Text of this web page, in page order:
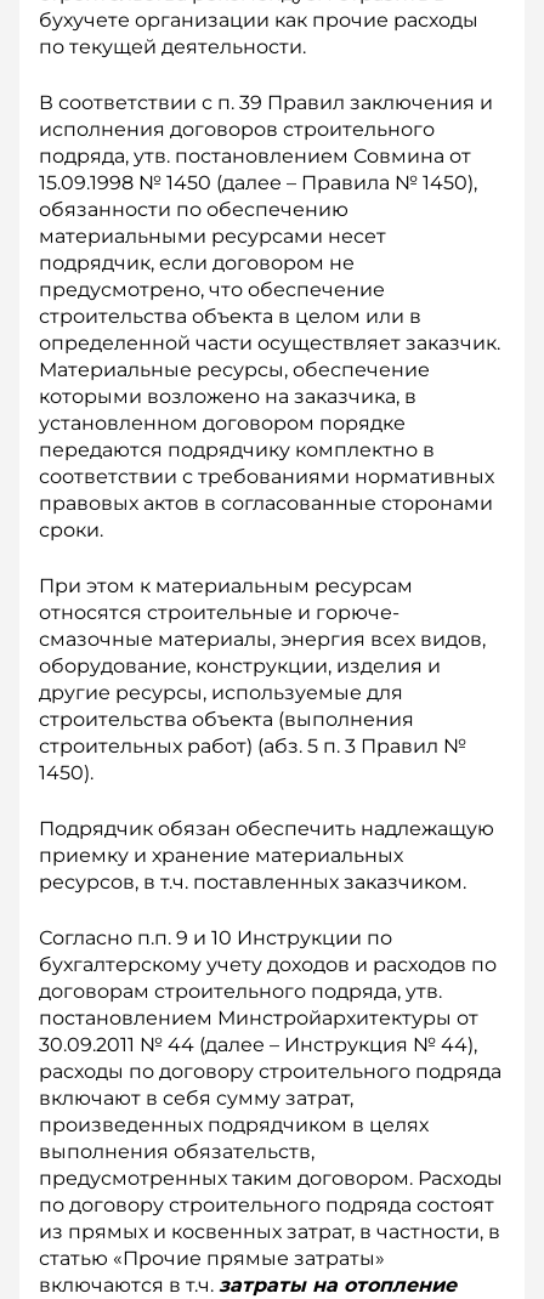
бухучете организации как прочие расходы
по текущей деятельности.
В соответствии с п. 39 Правил заключения и
исполнения договоров строительного
подряда, утв. постановлением Совмина от
15.09.1998 № 1450 (далее – Правила № 1450),
обязанности по обеспечению
материальными ресурсами несет
подрядчик, если договором не
предусмотрено, что обеспечение
строительства объекта в целом или в
определенной части осуществляет заказчик.
Материальные ресурсы, обеспечение
которыми возложено на заказчика, в
установленном договором порядке
передаются подрядчику комплектно в
соответствии с требованиями нормативных
правовых актов в согласованные сторонами
сроки.
При этом к материальным ресурсам
относятся строительные и горюче-
смазочные материалы, энергия всех видов,
оборудование, конструкции, изделия и
другие ресурсы, используемые для
строительства объекта (выполнения
строительных работ) (абз. 5 п. 3 Правил №
1450).
Подрядчик обязан обеспечить надлежащую
приемку и хранение материальных
ресурсов, в т.ч. поставленных заказчиком.
Согласно п.п. 9 и 10 Инструкции по
бухгалтерскому учету доходов и расходов по
договорам строительного подряда, утв.
постановлением Минстройархитектуры от
30.09.2011 № 44 (далее – Инструкция № 44),
расходы по договору строительного подряда
включают в себя сумму затрат,
произведенных подрядчиком в целях
выполнения обязательств,
предусмотренных таким договором. Расходы
по договору строительного подряда состоят
из прямых и косвенных затрат, в частности, в
статью «Прочие прямые затраты»
включаются в т.ч. затраты на отопление